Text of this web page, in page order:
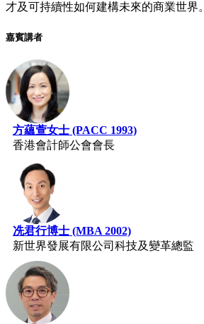
才及可持續性如何建構未來的商業世界。
嘉賓講者
方蘊萱女士 (PACC 1993)
香港會計師公會會長
冼君行博士 (MBA 2002)
新世界發展有限公司科技及變革總監